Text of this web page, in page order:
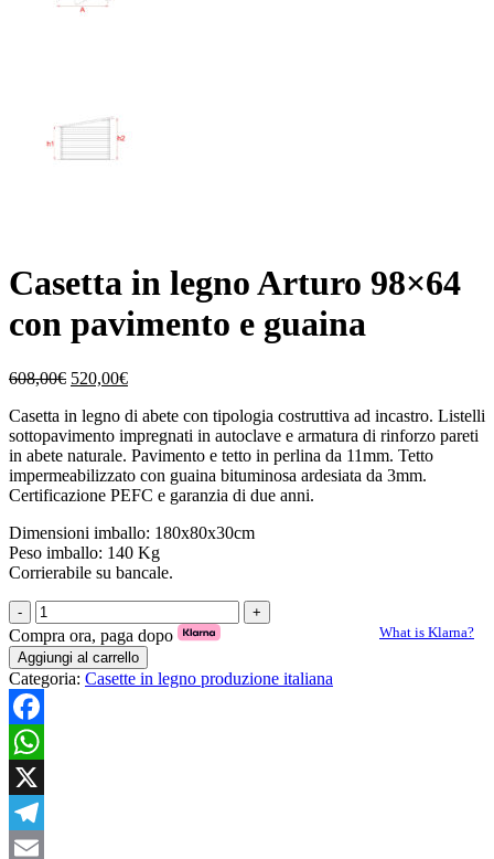
Casetta in legno Arturo 98×64
con pavimento e guaina
608,00€ Il
originale
era:
608,00€.
520,00€Il
attuale
è:
520,00€.
Casetta in legno di abete con tipologia costruttiva ad incastro. Listelli
sottopavimento impregnati in autoclave e armatura di rinforzo pareti
in abete naturale. Pavimento e tetto in perlina da 11mm. Tetto
impermeabilizzato con guaina bituminosa ardesiata da 3mm.
Certificazione PEFC e garanzia di due anni.
Dimensioni imballo: 180x80x30cm
Peso imballo: 140 Kg
Corrierabile su bancale.
Casetta
in
legno
Arturo
98x64
con
pavimento
e
guaina
quantità
Compra ora, paga dopo
What is Klarna?
Aggiungi al carrello
Categoria: Casette in legno produzione italiana
Facebook
WhatsApp
X
Telegram